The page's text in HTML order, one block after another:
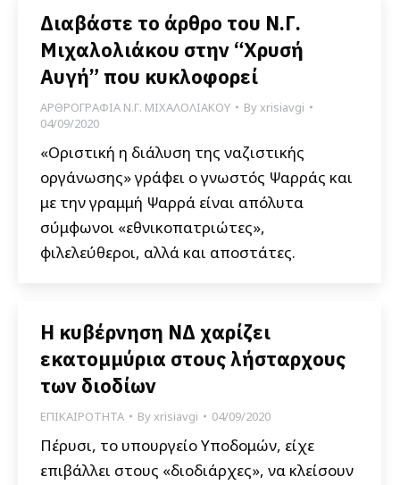
Διαβάστε το άρθρο του Ν.Γ.
Μιχαλολιάκου στην “Χρυσή
Αυγή” που κυκλοφορεί
ΑΡΘΡΟΓΡΑΦΙΑ Ν.Γ. ΜΙΧΑΛΟΛΙΑΚΟΥ Byxrisiavgi
04/09/2020
«Οριστική η διάλυση της ναζιστικής
οργάνωσης» γράφει ο γνωστός Ψαρράς και
με την γραμμή Ψαρρά είναι απόλυτα
σύμφωνοι «εθνικοπατριώτες»,
φιλελεύθεροι, αλλά και αποστάτες.
Η κυβέρνηση ΝΔ χαρίζει
εκατομμύρια στους λήσταρχους
των διοδίων
ΕΠΙΚΑΙΡΟΤΗΤΑ Byxrisiavgi 04/09/2020
Πέρυσι, το υπουργείο Υποδομών, είχε
επιβάλλει στους «διοδιάρχες», να κλείσουν